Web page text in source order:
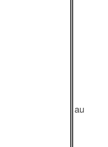
disponibles au